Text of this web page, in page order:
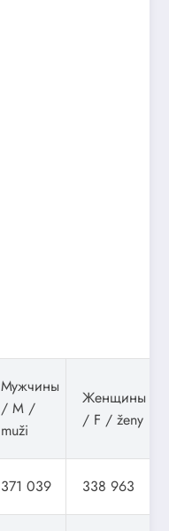
Мужчины
/ M /
muži
Женщины
/ F / ženy
371 039 338 963